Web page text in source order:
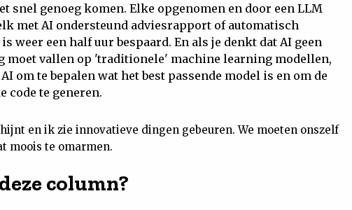
snel genoeg komen. Elke opgenomen en door een LLM
met AI ondersteund adviesrapport of automatisch
weer een half uur bespaard. En als je denkt dat AI geen
moet vallen op 'traditionele' machine learning modellen,
om te bepalen wat het best passende model is en om de
code te generen.
en ik zie innovatieve dingen gebeuren. We moeten onszelf
moois te omarmen.
column?